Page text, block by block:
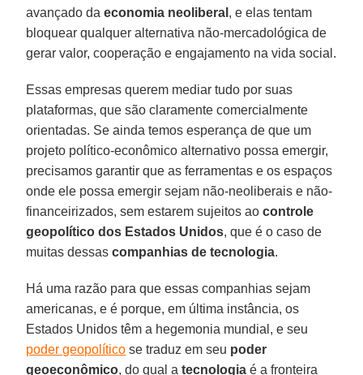
avançado daeconomia neoliberal , e elas tentam
bloquear qualquer alternativa não-mercadológica de
gerar valor, cooperação e engajamento na vida social.
Essas empresas querem mediar tudo por suas
plataformas, que são claramente comercialmente
orientadas. Se ainda temos esperança de que um
projeto político-econômico alternativo possa emergir,
precisamos garantir que as ferramentas e os espaços
onde ele possa emergir sejam não-neoliberais e não-
financeirizados, sem estarem sujeitos aocontrole
geopolítico dos Estados Unidos, que é o caso de
muitas dessascompanhias de tecnologia.
Há uma razão para que essas companhias sejam
americanas, e é porque, em última instância, os
Estados Unidos têm a hegemonia mundial, e seu
poder geopolítico se traduz em seu poder
geoeconômico, do qual atecnologia é a fronteira